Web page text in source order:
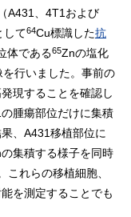
A431、4T1および
して64Cu標識した抗
体である65Znの塩化
行いました。事前の
現することを確認し
腫瘍部位だけに集積
、A431移植部位に
集積する様子を同時
これらの移植細胞、
を測定することでも